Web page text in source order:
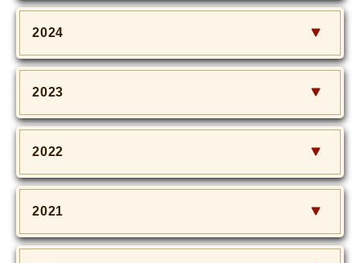
2024
2023
2022
2021